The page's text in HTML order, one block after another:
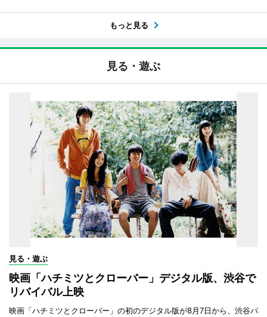
もっと見る
見る・遊ぶ
見る・遊ぶ
映画「ハチミツとクローバー」デジタル版、渋谷で
リバイバル上映
映画「ハチミツとクローバー」の初のデジタル版が8月7日から、渋谷パ